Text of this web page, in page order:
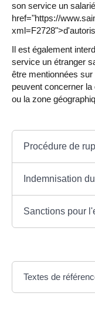
son service un
href="https://
Il est également
service un étranger
être mentionnées
peuvent concerner
ou la zone
Procédure de
Indemnisation
Sanctions pour
Textes de